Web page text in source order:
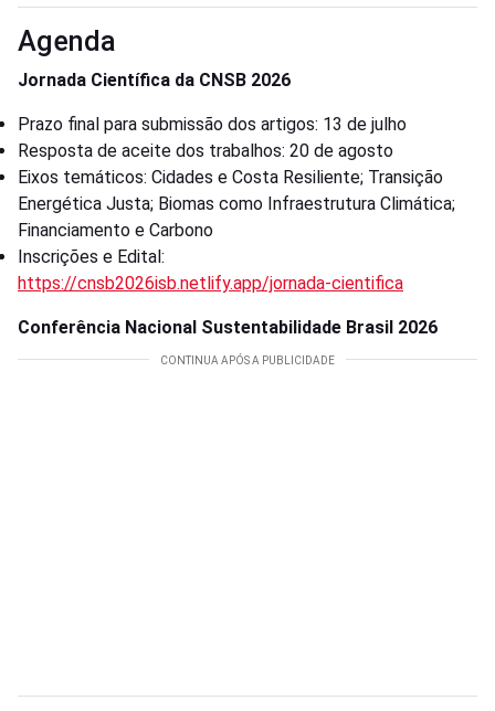
Agenda
Jornada Científica da CNSB 2026
Prazo final para submissão dos artigos: 13 de julho
Resposta de aceite dos trabalhos: 20 de agosto
Eixos temáticos: Cidades e Costa Resiliente; Transição
Energética Justa; Biomas como Infraestrutura Climática;
Financiamento e Carbono
Inscrições e Edital:
https://cnsb2026isb.netlify.app/jornada-cientifica
Conferência Nacional Sustentabilidade Brasil 2026